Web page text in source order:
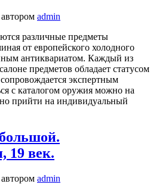
автором admin
различные предметы
от европейского холодного
антиквариатом. Каждый из
предметов обладает статусом
экспертным
с каталогом оружия можно на
прийти на индивидуальный
19 век.
автором admin